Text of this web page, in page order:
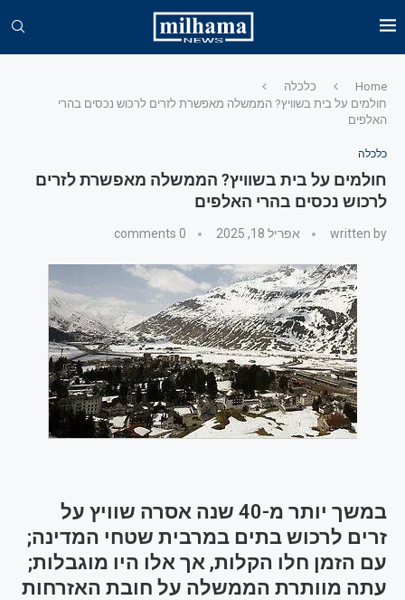
Home
כלכלה
חולמים על בית בשוויץ? הממשלה מאפשרת לזרים לרכוש נכסים בהרי
האלפים
כלכלה
חולמים על בית בשוויץ? הממשלה מאפשרת לזרים
לרכוש נכסים בהרי האלפים
written by אפריל 18, 2025 0 comments
במשך יותר מ-40 שנה אסרה שוויץ על
זרים לרכוש בתים במרבית שטחי המדינה;
עם הזמן חלו הקלות, אך אלו היו מוגבלות;
עתה מוותרת הממשלה על חובת האזרחות